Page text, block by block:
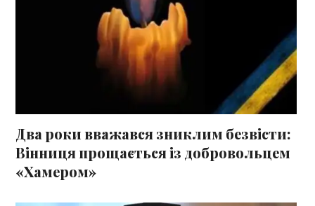
Два роки вважався зниклим безвісти:
Вінниця прощається із добровольцем
«Хамером»